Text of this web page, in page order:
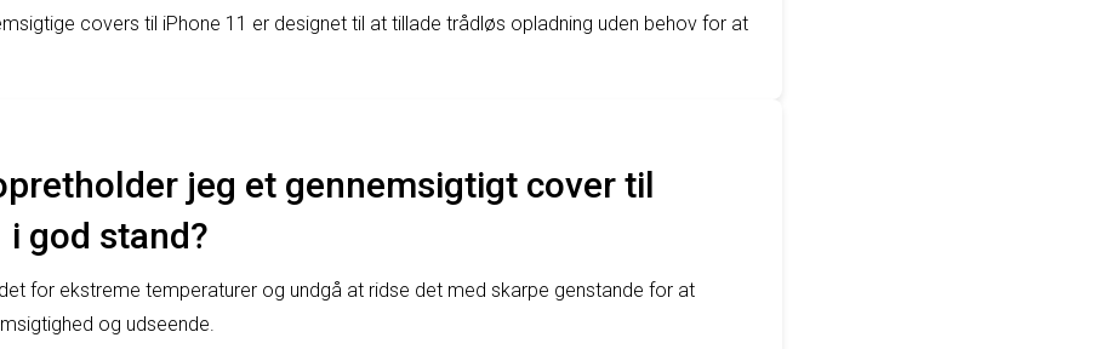
covers til iPhone 11 er designet til at tillade trådløs opladning uden behov for at
jeg et gennemsigtigt cover til
i god stand?
for ekstreme temperaturer og undgå at ridse det med skarpe genstande for at
og udseende.